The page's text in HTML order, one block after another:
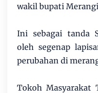
wakil bupati
Ini sebagai tanda
oleh segenap
perubahan di
Tokoh Masyarakat